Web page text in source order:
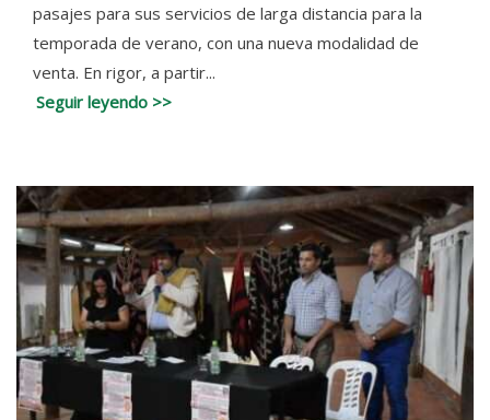
pasajes para sus servicios de larga distancia para la
temporada de verano, con una nueva modalidad de
venta. En rigor, a partir...
Seguir leyendo >>